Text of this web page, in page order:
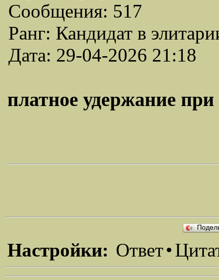
Сообщения: 517
Ранг: Кандидат в
Дата: 29-04-2026 21:18
платное удержание
Настройки: Ответ•